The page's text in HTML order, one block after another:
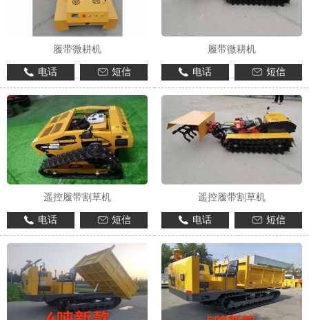
2
履带微耕机
电话 短信
履带微耕机
电话 短信
遥控履带割草机
电话 短信
遥控履带割草机
电话 短信